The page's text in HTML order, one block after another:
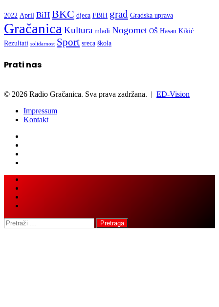
2022 April BiH BKC djeca FBiH grad Gradska uprava
GračanicaKultura mladi Nogomet OŠ Hasan Kikić
Rezultati solidarnost Sport sreca škola
Prati nas
© 2026 Radio Gračanica. Sva prava zadržana. | ED-Vision
Impressum
Kontakt
Facebook
Twitter
LinkedIn
WhatsApp
Viber
Back
button
Close
Pretraga: